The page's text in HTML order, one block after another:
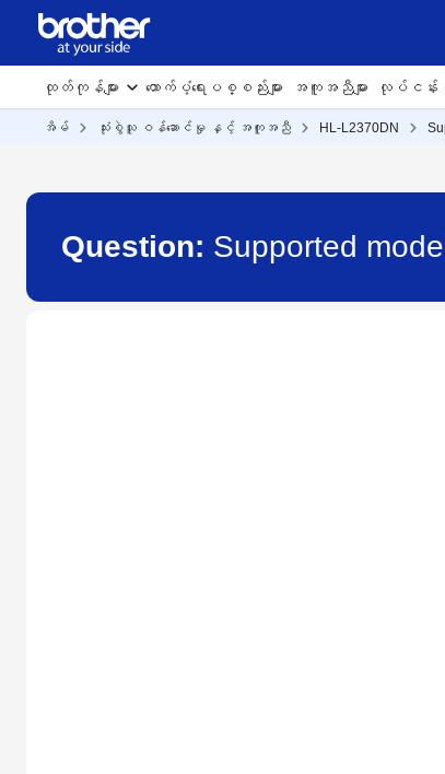
ထုတ်ကုန်များ ထောက်ပံ့ရေးပစ္စည်းများ အကူအညီများ လုပ်ငန်းခွ
အိမ် သုံးစွဲသူ ဝန်ဆောင်မှု နှင့် အကူအညီ HL-L2370DN
Question: Supported